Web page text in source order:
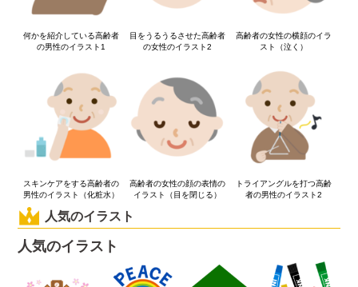
何かを紹介している高齢者
の男性のイラスト1
目をうるうるさせた高齢者
の女性のイラスト2
高齢者の女性の横顔のイラ
スト（泣く）
スキンケアをする高齢者の
男性のイラスト（化粧水）
高齢者の女性の顔の表情の
イラスト（目を閉じる）
トライアングルを打つ高齢
者の男性のイラスト2
人気のイラスト
人気のイラスト